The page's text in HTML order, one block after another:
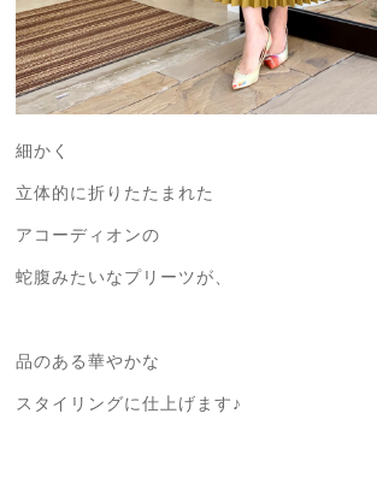
細かく
立体的に折りたたまれた
アコーディオンの
蛇腹みたいなプリーツが、
品のある華やかな
スタイリングに仕上げます♪